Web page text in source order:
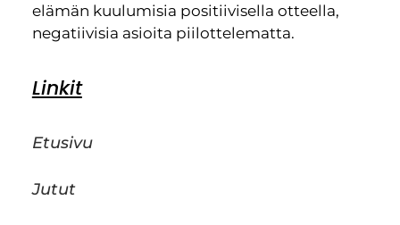
elämän kuulumisia positiivisella otteella,
negatiivisia asioita piilottelematta.
Linkit
Etusivu
Jutut